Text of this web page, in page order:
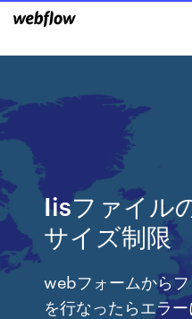
Iisファイル
サイズ制限
webフォームから
を行なったらエラ